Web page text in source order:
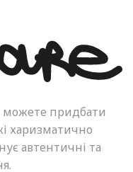
можете придбати
харизматично
автентичні та